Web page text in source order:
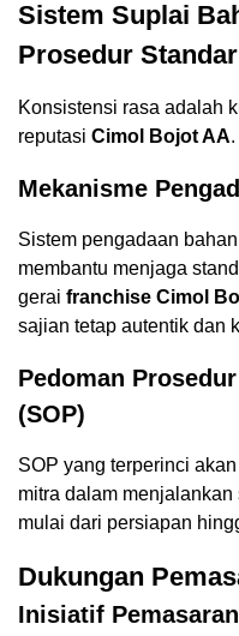
Sistem Suplai
Prosedur Standar
Konsistensi rasa adalah
reputasi Cimol Bojot AA.
Mekanisme
Sistem pengadaan
membantu menjaga
gerai franchise Cimol
sajian tetap autentik dan
Pedoman
(SOP)
SOP yang terperinci
mitra dalam
mulai dari persiapan
Dukungan
Inisiatif